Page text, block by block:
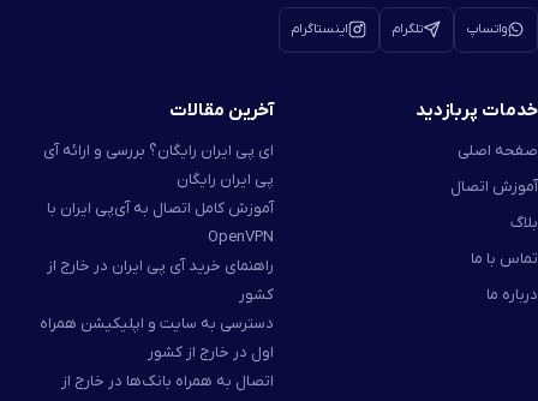
واتساپ تلگرام اینستاگرام
خدمات پربازدید
صفحه اصلی
آموزش اتصال
بلاگ
تماس با ما
درباره ما
آخرین مقالات
ای پی ایران رایگان؟ بررسی و ارائه آی
پی ایران رایگان
آموزش کامل اتصال به آی‌پی ایران با
OpenVPN
راهنمای خرید آی پی ایران در خارج از
کشور
دسترسی به سایت و اپلیکیشن همراه
اول در خارج از کشور
اتصال به همراه بانک‌ها در خارج از